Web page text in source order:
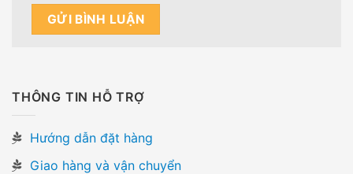
THÔNG TIN HỖ TRỢ
Hướng dẫn đặt hàng
Giao hàng và vận chuyển